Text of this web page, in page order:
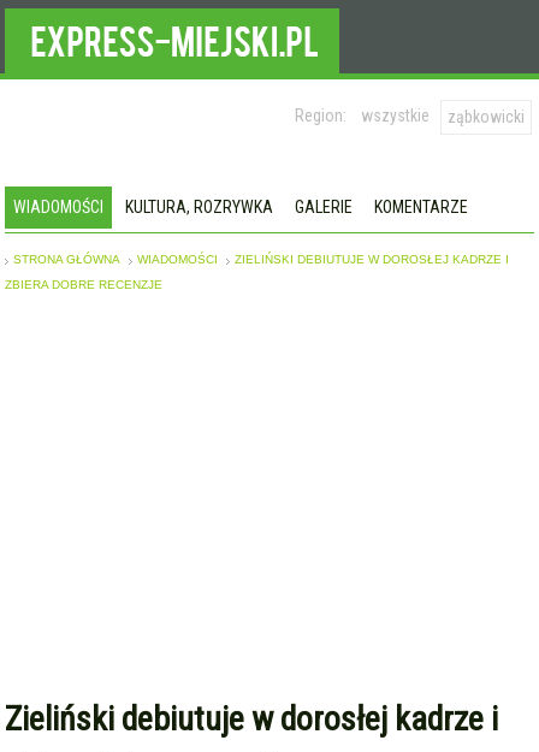
Region: wszystkie ząbkowicki
WIADOMOŚCI KULTURA, ROZRYWKA GALERIE KOMENTARZE
STRONA GŁÓWNA WIADOMOŚCI
ZIELIŃSKI DEBIUTUJE W DOROSŁEJ KADRZE I
ZBIERA DOBRE RECENZJE
Zieliński debiutuje w dorosłej kadrze i